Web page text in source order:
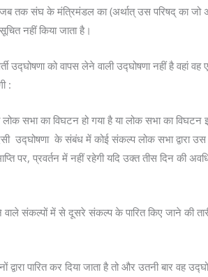
जब तक संघ के मंत्रिमंडल का (अर्थात् उस परिषद् का
नहीं किया जाता है।
को वापस लेने वाली उद्घोषणा नहीं है वहां वह
:
लोक सभा का विघटन हो गया है या लोक सभा का
उद्घोषणा के संबंध में कोई संकल्प लोक सभा द्वारा उस
पर, प्रवर्तन में नहीं रहेगी यदि उक्त तीस दिन की
संकल्पों में से दूसरे संकल्प के पारित किए जाने की
पारित कर दिया जाता है तो और उतनी बार वह